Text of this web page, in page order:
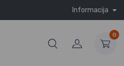
Informacija
0